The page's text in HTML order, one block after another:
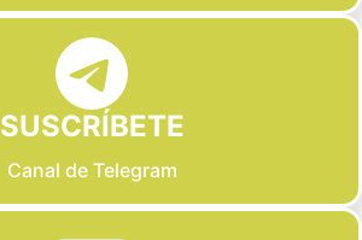
SUSCRÍBETE
Canal de Telegram